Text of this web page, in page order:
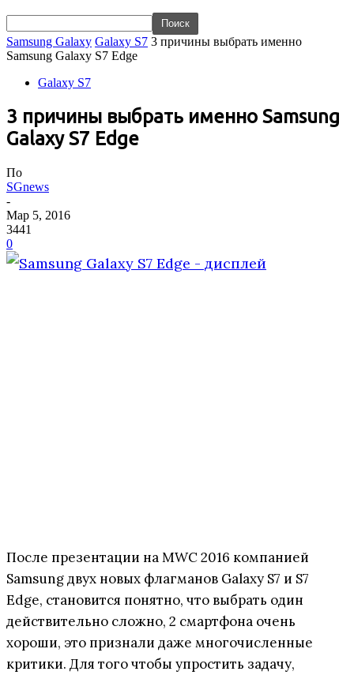
Samsung Galaxy Galaxy S7 3 причины выбрать именно
Samsung Galaxy S7 Edge
Galaxy S7
3 причины выбрать именно Samsung
Galaxy S7 Edge
По
SGnews
-
Мар 5, 2016
3441
0
После презентации на MWC 2016 компанией
Samsung двух новых флагманов Galaxy S7 и S7
Edge, становится понятно, что выбрать один
действительно сложно, 2 смартфона очень
хороши, это признали даже многочисленные
критики. Для того чтобы упростить задачу,